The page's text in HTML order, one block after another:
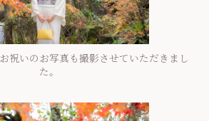
祝いのお写真も撮影させていただきまし
た。